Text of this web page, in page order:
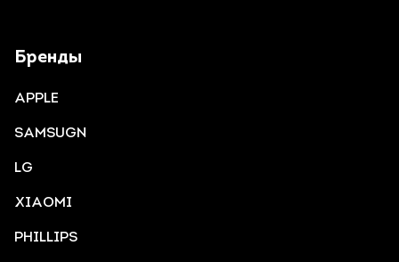
Бренды
APPLE
SAMSUGN
LG
XIAOMI
PHILLIPS